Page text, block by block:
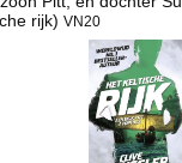
rijk) VN20